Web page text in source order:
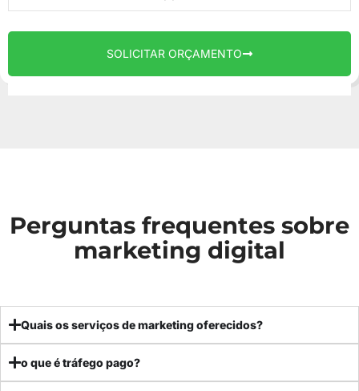
SOLICITAR ORÇAMENTO
Perguntas frequentes sobre
marketing digital
Quais os serviços de marketing oferecidos?
o que é tráfego pago?